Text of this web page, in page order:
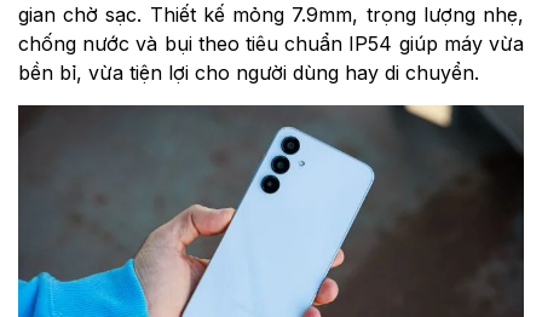
gian chờ sạc. Thiết kế mỏng 7.9mm, trọng lượng nhẹ,
chống nước và bụi theo tiêu chuẩn IP54 giúp máy vừa
bền bỉ, vừa tiện lợi cho người dùng hay di chuyển.